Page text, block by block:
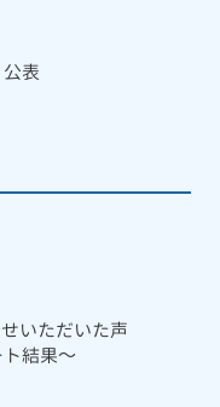
表
いただいた声
結果～